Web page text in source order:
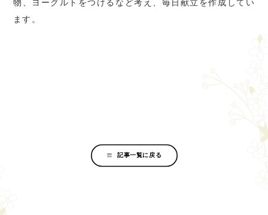
物、ヨーグルトをつけるなど考え、毎日献立を作成してい
ます。
記事一覧に戻る